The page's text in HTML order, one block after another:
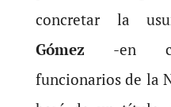
concretar la
Gómez -en
funcionarios de la